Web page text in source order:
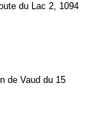
du Lac 2, 1094
de Vaud du 15